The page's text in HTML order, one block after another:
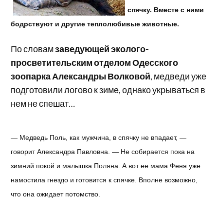
спячку. Вместе с ними
бодрствуют и другие теплолюбивые животные.
По словамзаведующей эколого-
просветительским отделом Одесского
зоопарка Александры Волковой, медведи уже
подготовили логово к зиме, однако укрываться в
нем не спешат…
— Медведь Поль, как мужчина, в спячку не впадает, —
говорит Александра Павловна. — Не собирается пока на
зимний покой и малышка Поляна. А вот ее мама Феня уже
намостила гнездо и готовится к спячке. Вполне возможно,
что она ожидает потомство.